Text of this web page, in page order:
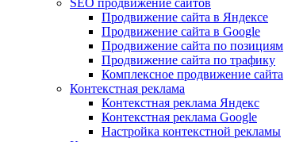
SEO продвижение сайтов
Продвижение сайта в Яндексе
Продвижение сайта в Google
Продвижение сайта по позициям
Продвижение сайта по трафику
Комплексное продвижение сайта
Контекстная реклама
Контекстная реклама Яндекс
Контекстная реклама Google
Настройка контекстной рекламы